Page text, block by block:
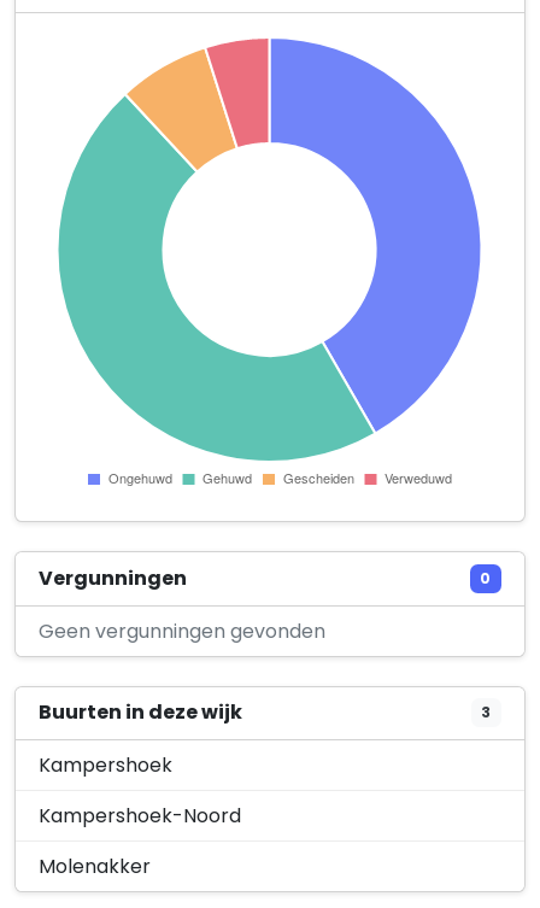
Graanmolen 64
NewCounting B.V.
Windmolen 18
P.C.E. Holding B.V.
Windmolen 68
Rijschool Gear Up
Stellingmolen 23
SDO Schoonmaak B.V.
Edisonlaan 18 E
Studio Blooming Beauty en Lifestyle
Achtkantmolen 38
Any E-Commerce Solutions B.V.
Copernicusstraat 11 Unit 0.20
Aspers Duurzaam, Onderhoud en Service B.V.
Vergunningen 0
Geen vergunningen gevonden
Buurten in deze wijk 3
Kampershoek
Kampershoek-Noord
Molenakker